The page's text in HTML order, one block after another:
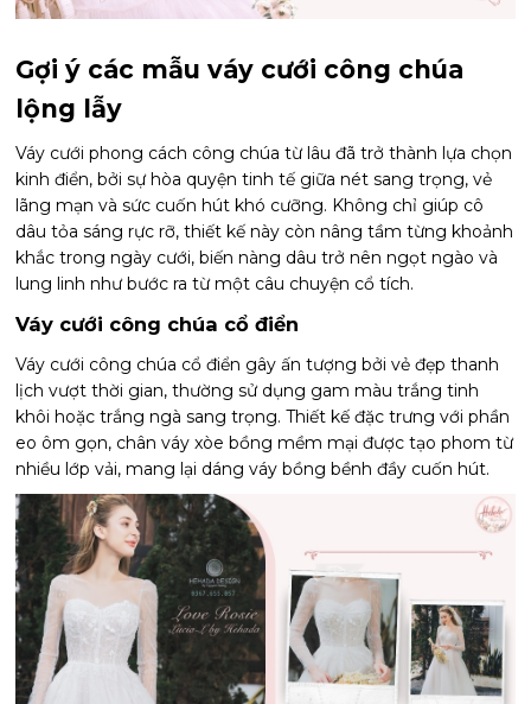
Gợi ý các mẫu váy cưới công chúa
lộng lẫy
Váy cưới phong cách công chúa từ lâu đã trở thành lựa chọn
kinh điển, bởi sự hòa quyện tinh tế giữa nét sang trọng, vẻ
lãng mạn và sức cuốn hút khó cưỡng. Không chỉ giúp cô
dâu tỏa sáng rực rỡ, thiết kế này còn nâng tầm từng khoảnh
khắc trong ngày cưới, biến nàng dâu trở nên ngọt ngào và
lung linh như bước ra từ một câu chuyện cổ tích.
Váy cưới công chúa cổ điển
Váy cưới công chúa cổ điển gây ấn tượng bởi vẻ đẹp thanh
lịch vượt thời gian, thường sử dụng gam màu trắng tinh
khôi hoặc trắng ngà sang trọng. Thiết kế đặc trưng với phần
eo ôm gọn, chân váy xòe bồng mềm mại được tạo phom từ
nhiều lớp vải, mang lại dáng váy bồng bềnh đầy cuốn hút.